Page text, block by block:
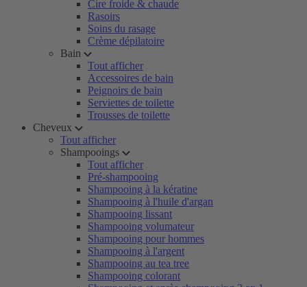
Cire froide & chaude
Rasoirs
Soins du rasage
Crème dépilatoire
Bain
Tout afficher
Accessoires de bain
Peignoirs de bain
Serviettes de toilette
Trousses de toilette
Cheveux
Tout afficher
Shampooings
Tout afficher
Pré-shampooing
Shampooing à la kératine
Shampooing à l'huile d'argan
Shampooing lissant
Shampooing volumateur
Shampooing pour hommes
Shampooing à l'argent
Shampooing au tea tree
Shampooing colorant